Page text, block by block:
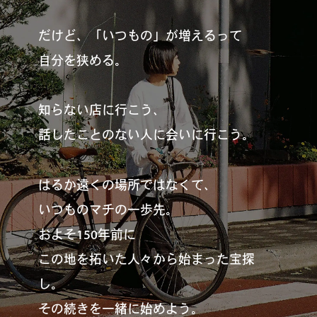
だけど、「いつもの」が増えるって
自分を狭める。
知らない店に行こう、
話したことのない人に会いに行こう。
はるか遠くの場所ではなくて、
いつものマチの一歩先。
およそ150年前に
この地を拓いた人々から始まった宝探
し。
その続きを一緒に始めよう。